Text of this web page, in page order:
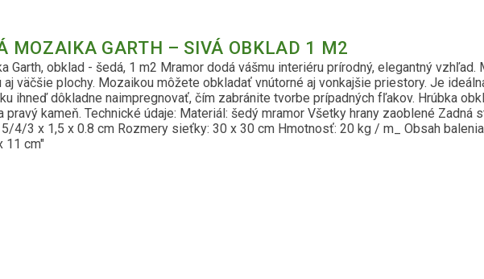
MOZAIKA GARTH – SIVÁ OBKLAD 1 M2
Garth, obklad - šedá, 1 m2 Mramor dodá vášmu interiéru prírodný, elegantný
aj väčšie plochy. Mozaikou môžete obkladať vnútorné aj vonkajšie priestory. Je
ihneď dôkladne naimpregnovať, čím zabránite tvorbe prípadných fľakov. Hrúbka
pravý kameň. Technické údaje: Materiál: šedý mramor Všetky hrany zaoblené Zadná
5/4/3 x 1,5 x 0.8 cm Rozmery sieťky: 30 x 30 cm Hmotnosť: 20 kg / m_ Obsah
11 cm"